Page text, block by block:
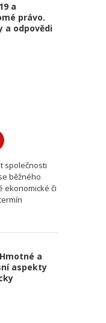
a
právo.
a odpovědi
společnosti
běžného
ekonomické či
Hmotné a
aspekty